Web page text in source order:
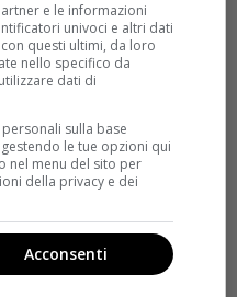
e le informazioni
univoci e altri dati
questi ultimi, da loro
nello specifico da
dati di
sulla base
le tue opzioni qui
nel menu del sito per
della privacy e dei
Acconsenti